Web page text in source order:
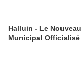
Halluin - Le
Municipal Officialisé